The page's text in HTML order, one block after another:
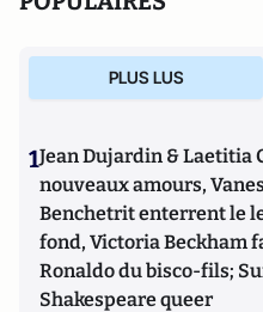
PLUS LUS
1Jean Dujardin & Laetitia
nouveaux amours,
Benchetrit enterrent le
fond, Victoria Beckham
Ronaldo du bisco-fils;
Shakespeare queer